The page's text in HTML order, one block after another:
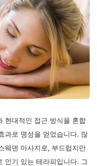
현대적인 접근 방식을 혼합
과로 명성을 얻었습니다. 많
웨덴 마사지로, 부드럽지만
인기 있는 테라피입니다. 그